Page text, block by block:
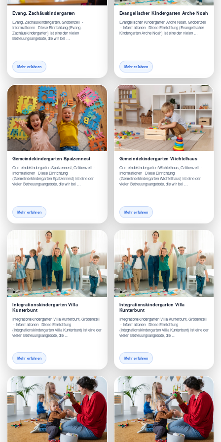
Evang. Zachäuskindergarten
Evang. Zachäuskindergarten, Gröbenzell -
Informationen Diese Einrichtung (Evang.
Zachäuskindergarten) ist eine der vielen
Betreuungsangebote, die wir bei …
Mehr erfahren
Evangelischer Kindergarten Arche Noah
Evangelischer Kindergarten Arche Noah, Gröbenzell
- Informationen Diese Einrichtung (Evangelischer
Kindergarten Arche Noah) ist eine der vielen …
Mehr erfahren
Gemeindekindergarten Spatzennest
Gemeindekindergarten Spatzennest, Gröbenzell -
Informationen Diese Einrichtung
(Gemeindekindergarten Spatzennest) ist eine der
vielen Betreuungsangebote, die wir bei …
Mehr erfahren
Gemeindekindergarten Wichtelhaus
Gemeindekindergarten Wichtelhaus, Gröbenzell -
Informationen Diese Einrichtung
(Gemeindekindergarten Wichtelhaus) ist eine der
vielen Betreuungsangebote, die wir bei …
Mehr erfahren
Integrationskindergarten Villa
Kunterbunt
Integrationskindergarten Villa Kunterbunt, Gröbenzell
- Informationen Diese Einrichtung
(Integrationskindergarten Villa Kunterbunt) ist eine der
vielen Betreuungsangebote, die …
Mehr erfahren
Integrationskindergarten Villa
Kunterbunt
Integrationskindergarten Villa Kunterbunt, Gröbenzell
- Informationen Diese Einrichtung
(Integrationskindergarten Villa Kunterbunt) ist eine der
vielen Betreuungsangebote, die …
Mehr erfahren